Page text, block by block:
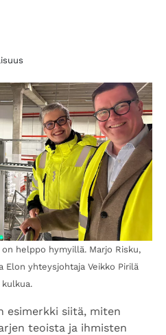
helppo hymyillä. Marjo Risku,
Elon yhteysjohtaja Veikko Pirilä
esimerkki siitä, miten
teoista ja ihmisten